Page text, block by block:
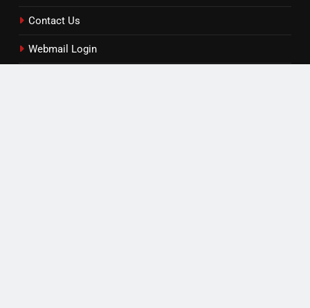
Contact Us
Webmail Login